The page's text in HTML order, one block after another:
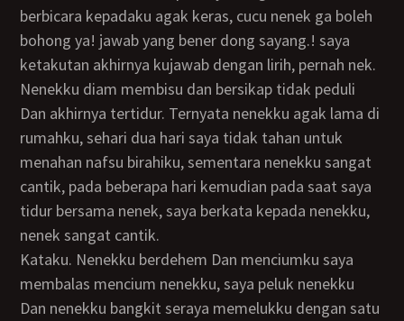
berbicara kepadaku agak keras, cucu nenek ga boleh
bohong ya! jawab yang bener dong sayang.! saya
ketakutan akhirnya kujawab dengan lirih, pernah nek.
nenekku diam membisu dan bersikap tidak peduli
Dan akhirnya tertidur. Ternyata nenekku agak lama di
rumahku, sehari dua hari saya tidak tahan untuk
menahan nafsu birahiku, sementara nenekku sangat
cantik, pada beberapa hari kemudian pada saat saya
tidur bersama nenek, saya berkata kepada nenekku,
nenek sangat cantik.
kataku. Nenekku berdehem Dan menciumku saya
membalas mencium nenekku, saya peluk nenekku
Dan nenekku bangkit seraya memelukku dengan satu